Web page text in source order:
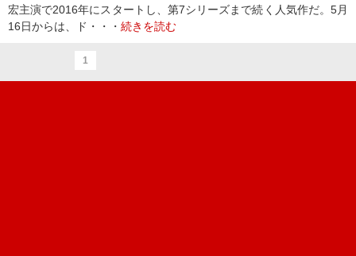
宏主演で2016年にスタートし、第7シリーズまで続く人気作だ。5月
16日からは、ド・・・ 続きを読む
1